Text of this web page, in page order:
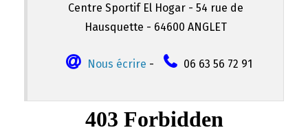
Centre Sportif El Hogar - 54 rue de
Hausquette - 64600 ANGLET
Nous écrire - 06 63 56 72 91